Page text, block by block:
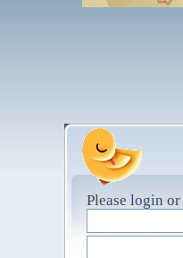
Please login or